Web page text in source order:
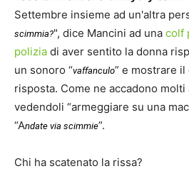
Settembre insieme ad un'altra
scimmia?", dice Mancini ad una colf
polizia di aver sentito la donna
un sonoro “vaffanculo” e mostrare
risposta. Come ne accadono
vedendoli “armeggiare su una
“Andate via scimmie”.
Chi ha scatenato la rissa?